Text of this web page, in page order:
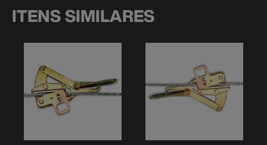
ITENS SIMILARES